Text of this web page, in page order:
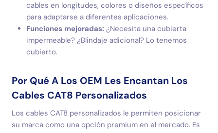
cables en longitudes, colores o diseños específicos
para adaptarse a diferentes aplicaciones.
Funciones mejoradas: ¿Necesita una cubierta
impermeable? ¿Blindaje adicional? Lo tenemos
cubierto.
Por Qué A Los OEM Les Encantan Los
Cables CAT8 Personalizados
Los cables CAT8 personalizados le permiten posicionar
su marca como una opción premium en el mercado. Es